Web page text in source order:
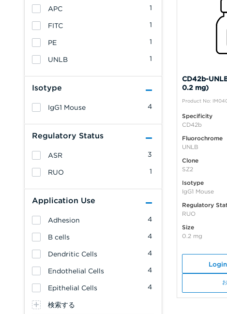
1
APC
1
FITC
1
PE
1
UNLB
Isotype
4
IgG1 Mouse
Regulatory Status
3
ASR
1
RUO
Application Use
4
Adhesion
4
B cells
4
Dendritic Cells
4
Endothelial Cells
4
Epithelial Cells
検索する
CD42b-
0.2 mg)
Product No:
Specificity
CD42b
Fluorochrome
UNLB
Clone
SZ2
Isotype
IgG1 Mouse
Regulatory
RUO
Size
0.2 mg